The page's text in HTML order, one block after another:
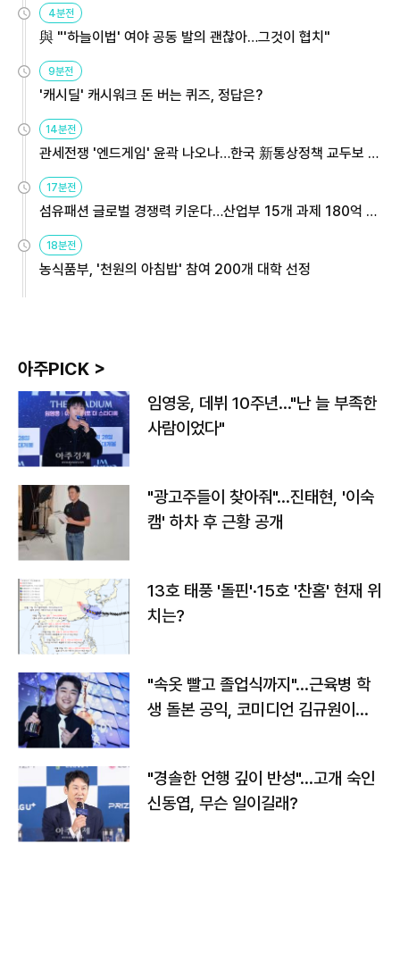
4분전
與 "'하늘이법' 여야 공동 발의 괜찮아…그것이 협치"
9분전
'캐시딜' 캐시워크 돈 버는 퀴즈, 정답은?
14분전
관세전쟁 '엔드게임' 윤곽 나오나…한국 新통상정책 교두보 활
용해야
17분전
섬유패션 글로벌 경쟁력 키운다…산업부 15개 과제 180억 지
원
18분전
농식품부, '천원의 아침밥' 참여 200개 대학 선정
아주PICK >
임영웅, 데뷔 10주년…"난 늘 부족한
사람이었다"
"광고주들이 찾아줘"…진태현, '이숙
캠' 하차 후 근황 공개
13호 태풍 '돌핀'·15호 '찬홈' 현재 위
치는?
"속옷 빨고 졸업식까지"…근육병 학
생 돌본 공익, 코미디언 김규원이었
"경솔한 언행 깊이 반성"…고개 숙인
신동엽, 무슨 일이길래?